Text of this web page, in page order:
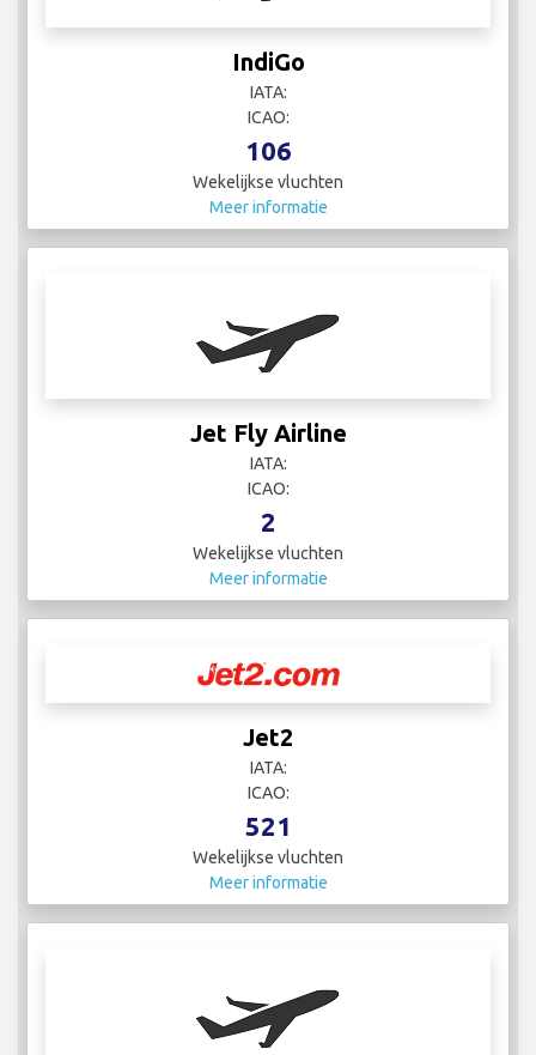
IndiGo
IATA:
ICAO:
106
Wekelijkse vluchten
Meer informatie
Jet Fly Airline
IATA:
ICAO:
2
Wekelijkse vluchten
Meer informatie
Jet2
IATA:
ICAO:
521
Wekelijkse vluchten
Meer informatie